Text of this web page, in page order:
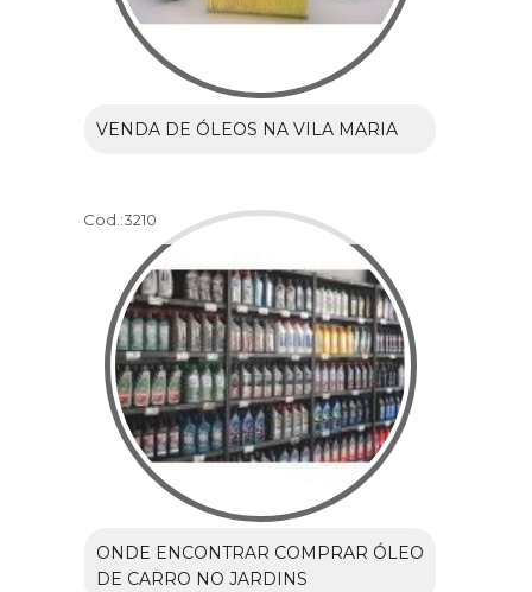
VENDA DE ÓLEOS NA VILA MARIA
Cod.:3210
ONDE ENCONTRAR COMPRAR ÓLEO
DE CARRO NO JARDINS